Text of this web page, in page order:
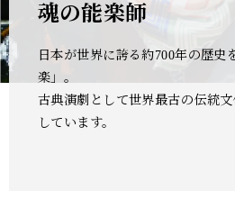
魂の能楽師
日本が世界に誇る約700年の歴史
楽」。
古典演劇として世界最古の伝統文
しています。